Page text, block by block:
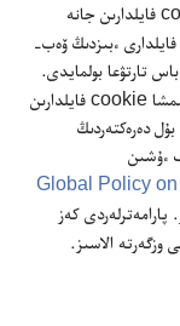
سىزگە ەڭ جاقسى مۇكىندىكتەردى ۇسىنۋ ءۇشىن cookie فايلدارىن جانە
ۇقساس تەحنولوگيالاردى قولدانىلادى. كەيبىر cookie فايلدارى ءبىزدىڭ ۆەب-
تارتۋعا بولمايدى.
ءسىز سايتتىڭ مۇمكىندىكتەردى جاقسارتاتىن عانا قوسىمشا cookie فايلدارىن
دەرەكتەردىڭ
ءۇشىن
Global Policy
پارامەترلەردى كەز
وزگەرتە الاسىز.
Copyright© 2026
پارامەترلەرى